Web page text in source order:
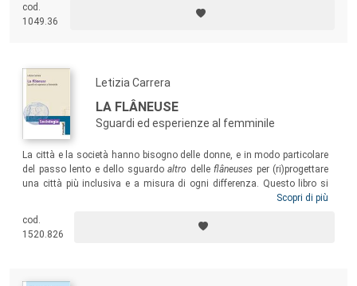
sia reali che percepiti, legati alla criminalità e al degrado sociale. Il
volume propone una riflessione critica sulle origini storiche e
e valutandone gli impatti sulla struttura spaziale e sociale.
cod.
1049.36
Letizia Carrera
LA FLÂNEUSE
Sguardi ed esperienze al femminile
La città e la società hanno bisogno delle donne, e in modo particolare
del passo lento e dello sguardo altro delle flâneuses per (ri)progettare
una città più inclusiva e a misura di ogni differenza. Questo libro si
rivolge a tutti coloro che accettano la sfida della lentezza,
rivoluzionario, e quella della differenza, a partire da quella di genere,
capace di risignificare gli sguardi sull’esperienza quotidiana.
Scopri di più
cod.
1520.826